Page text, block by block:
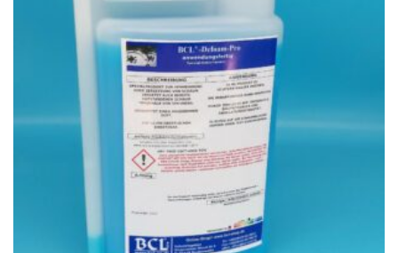
Optionen
können
auf
der
Produktseite
gewählt
werden